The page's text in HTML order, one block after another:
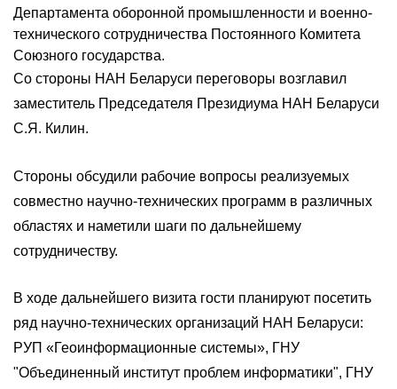
Департамента оборонной промышленности и военно-
технического сотрудничества Постоянного Комитета
Союзного государства.
Со стороны НАН Беларуси переговоры возглавил
заместитель Председателя Президиума НАН Беларуси
С.Я. Килин.
Стороны обсудили рабочие вопросы реализуемых
совместно научно-технических программ в различных
областях и наметили шаги по дальнейшему
сотрудничеству.
В ходе дальнейшего визита гости планируют посетить
ряд научно-технических организаций НАН Беларуси:
РУП «Геоинформационные системы», ГНУ
"Объединенный институт проблем информатики", ГНУ